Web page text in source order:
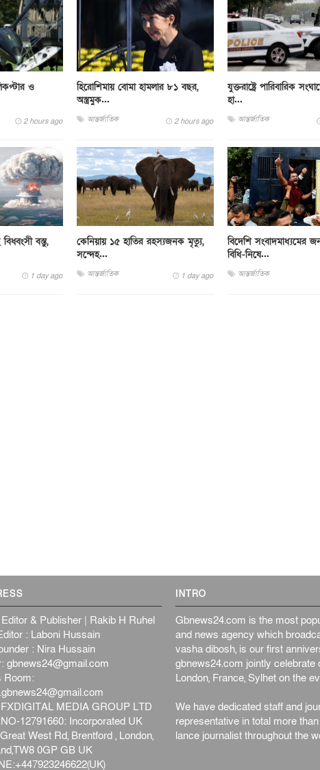
ও
2 hours ago
হিরোশিমায় বোমা হামলার ৮১ বছর,
অস্ত্রমুক...
আন্তর্জাতিক 2 hours ago
যুক্তরাষ্ট্রে পারিবারিক
হা...
আন্তর্জাতিক
বস্তু,
1 day ago
কেনিয়ায় ১৫ হাতির রহস্যজনক মৃত্যু,
সন্দেহ...
আন্তর্জাতিক 1 day ago
বিদেশি সংবাদমাধ্যমের
বিধি-নিষে...
আন্তর্জাতিক
& Publisher | Rakib H Ruhel
: Laboni Hussain
: Nira Hussain
gbnews24@gmail.com
Room:
MEDIA GROUP LTD
12791660: Incorporated UK
West Rd, Brentford , London,
0GP GB UK
INTRO
Gbnews24.com is the most
and news agency which
vasha dibosh, is our first
gbnews24.com jointly
London, France, Sylhet on the
We have dedicated staff and
representative in total more
lance journalist throughout the